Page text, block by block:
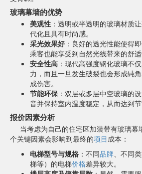
玻璃幕墙的优势
美观性 ：透明或半透明的玻璃材质
代化且具有时尚感。
采光效果好 ：良好的透光性能使得
乘客也能享受到自然光线带来的舒适
安全性高 ：现代高强度钢化玻璃不
力，而且一旦发生破裂也会形成钝
成伤害。
节能环保 ：双层或多层中空玻璃的
音并保持室内温度稳定，从而达到节
报价因素分析
当考虑为自己的住宅区加装带有玻璃幕
个关键因素会影响到最终的项目成本：
电梯型号与规格 ：不同品牌、不同
梯等）的电梯价格差异较大。